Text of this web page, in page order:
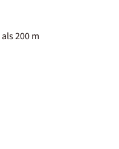
200 m